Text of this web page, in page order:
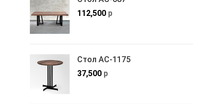
112,500 р
Стол АС-1175
37,500 р